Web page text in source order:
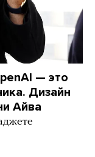
— это
Дизайн
Айва